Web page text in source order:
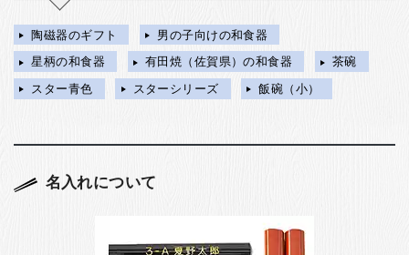
陶磁器のギフト
男の子向けの和食器
星柄の和食器
有田焼（佐賀県）の和食器
茶碗
スター青色
スターシリーズ 飯碗（小）
名入れについて